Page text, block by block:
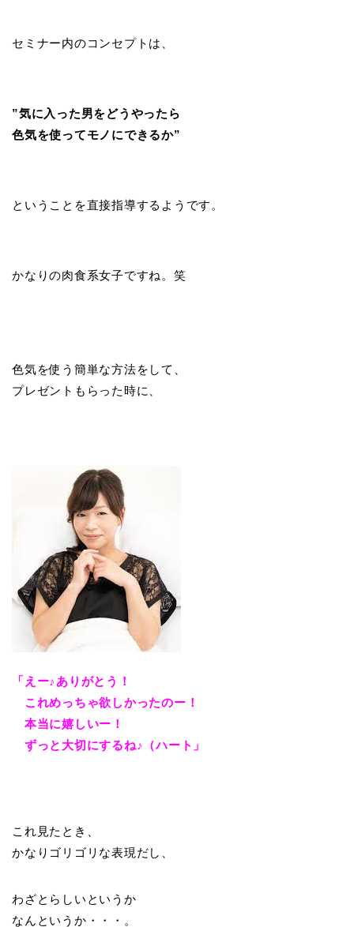
セミナー内のコンセプトは、
”気に入った男をどうやったら
色気を使ってモノにできるか”
ということを直接指導するようです。
かなりの肉食系女子ですね。笑
色気を使う簡単な方法をして、
プレゼントもらった時に、
「えー♪ありがとう！
これめっちゃ欲しかったのー！
本当に嬉しいー！
ずっと大切にするね♪（ハート」
これ見たとき、
かなりゴリゴリな表現だし、
わざとらしいというか
なんというか・・・。